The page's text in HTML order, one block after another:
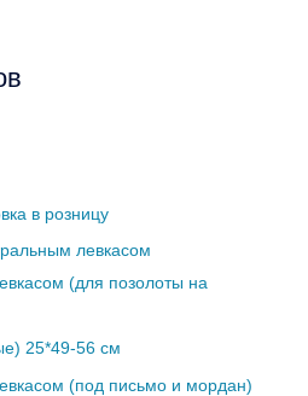
в розницу
левкасом
(для позолоты на
25*49-56 см
(под письмо и мордан)